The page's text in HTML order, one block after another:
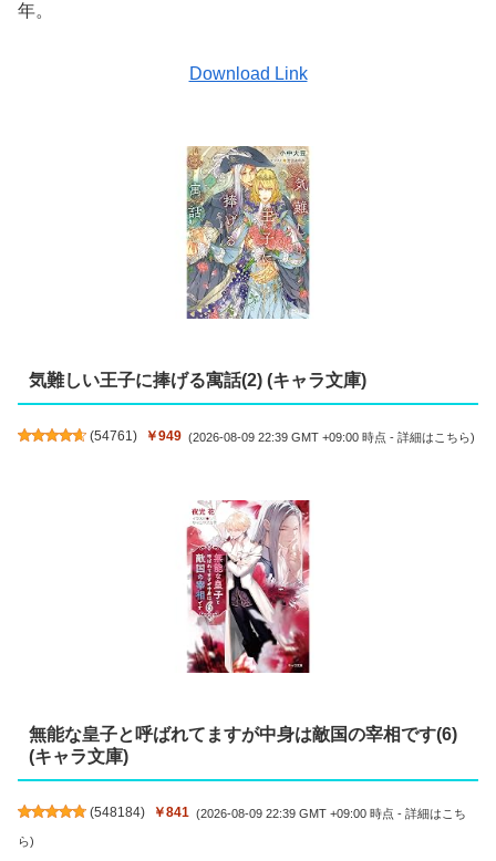
年。
Download Link
気難しい王子に捧げる寓話(2) (キャラ文庫)
(54761) ￥949 (2026-08-09 22:39 GMT +09:00 時点 -詳細はこちら)
無能な皇子と呼ばれてますが中身は敵国の宰相です(6)
(キャラ文庫)
(548184) ￥841 (2026-08-09 22:39 GMT +09:00 時点 -詳細はこち
ら)